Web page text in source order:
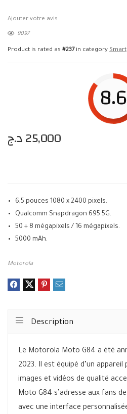
Ajouter votre avis
9097
Product is rated as #237in category
8.6
25,000د.ج
6,5 pouces 1080 x 2400 pixels.
Qualcomm Snapdragon 695 5G.
50 + 8 mégapixels / 16 mégapixels.
5000 mAh.
Motorola
Description
Le Motorola Moto G84 a été
2023. Il est équipé d’un
images et vidéos de qualité
Moto G84 s’adresse aux fans
avec une interface